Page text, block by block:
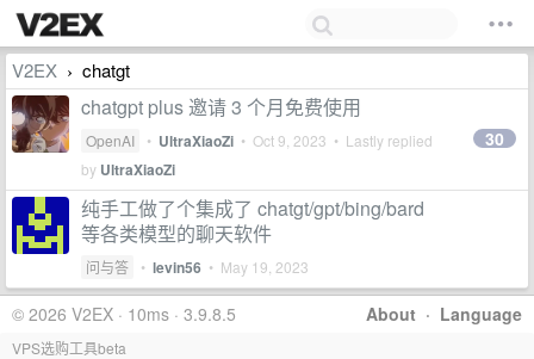
V2EX › chatgt
chatgpt plus 邀请 3 个月免费使用
OpenAI • UltraXiaoZi • Oct 9, 2023 • Lastly replied
by UltraXiaoZi
30
纯手工做了个集成了 chatgt/gpt/bing/bard
等各类模型的聊天软件
问与答 • levin56 • May 19, 2023
About · Language
© 2026 V2EX · 10ms · 3.9.8.5
VPS选购工具beta